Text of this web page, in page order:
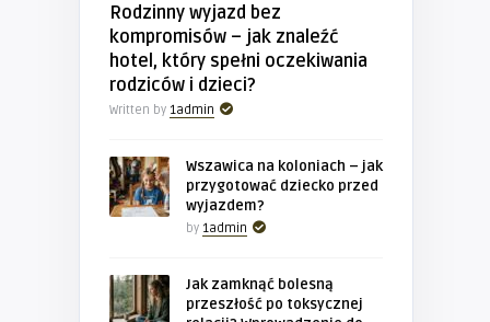
Rodzinny wyjazd bez
kompromisów – jak znaleźć
hotel, który spełni oczekiwania
rodziców i dzieci?
Written by 1admin
Wszawica na koloniach – jak
przygotować dziecko przed
wyjazdem?
by 1admin
Jak zamknąć bolesną
przeszłość po toksycznej